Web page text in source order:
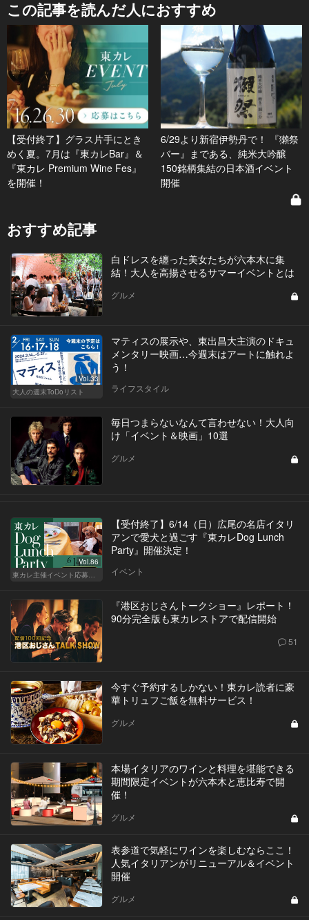
この記事を読んだ人におすすめ
【受付終了】グラス片手にとき
めく夏。7月は『東カレBar』＆
『東カレ Premium Wine Fes』
を開催！
6/29より新宿伊勢丹で！ 『獺祭
バー』まである、純米大吟醸
150銘柄集結の日本酒イベント
開催
おすすめ記事
白ドレスを纏った美女たちが六本木に集
結！大人を高揚させるサマーイベントとは
グルメ
Vol.33
大人の週末ToDoリスト
マティスの展示や、東出昌大主演のドキュ
メンタリー映画…今週末はアートに触れよ
う！
ライフスタイル
毎日つまらないなんて言わせない！大人向
け「イベント＆映画」10選
グルメ
Vol.86
東カレ主催イベント応募詳細記事一覧
【受付終了】6/14（日）広尾の名店イタリ
アンで愛犬と過ごす『東カレDog Lunch
Party』開催決定！
イベント
『港区おじさんトークショー』レポート！
90分完全版も東カレストアで配信開始
51
今すぐ予約するしかない！東カレ読者に豪
華トリュフご飯を無料サービス！
グルメ
本場イタリアのワインと料理を堪能できる
期間限定イベントが六本木と恵比寿で開
催！
グルメ
表参道で気軽にワインを楽しむならここ！
人気イタリアンがリニューアル＆イベント
開催
グルメ